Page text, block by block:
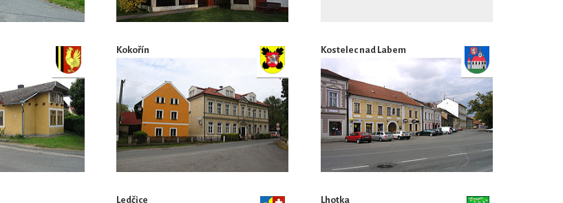
Kokořín Kostelec nad Labem
Ledčice Lhotka